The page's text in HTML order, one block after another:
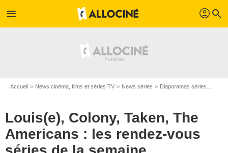
menu profil search
Accueil News cinéma, films et séries TV News séries Diaporamas séries
Louis(e), Colony, Taken, The
Americans : les rendez-vous